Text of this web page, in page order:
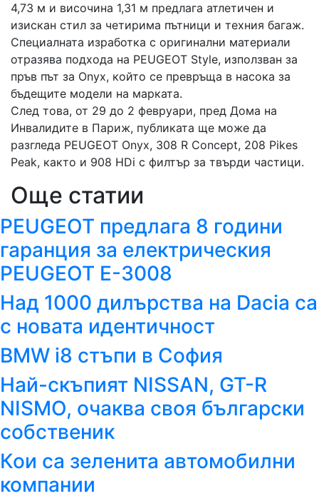
4,73 м и височина 1,31 м предлага атлетичен и
изискан стил за четирима пътници и техния багаж.
Специалната изработка с оригинални материали
отразява подхода на PEUGEOT Style, използван за
пръв път за Onyx, който се превръща в насока за
бъдещите модели на марката.
След това, от 29 до 2 февруари, пред Дома на
Инвалидите в Париж, публиката ще може да
разгледа PEUGEOT Onyx, 308 R Concept, 208 Pikes
Peak, както и 908 HDi с филтър за твърди частици.
Още статии
PEUGEOT предлага 8 години
гаранция за електрическия
PEUGEOT E-3008
Над 1000 дилърства на Dacia са
с новата идентичност
BMW i8 стъпи в София
Най-скъпият NISSAN, GT-R
NISMO, очаква своя български
собственик
Кои са зеленита автомобилни
компании